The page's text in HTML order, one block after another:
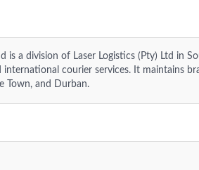
is a division of Laser Logistics (Pty) Ltd in
courier services. It maintains
Town, and Durban.